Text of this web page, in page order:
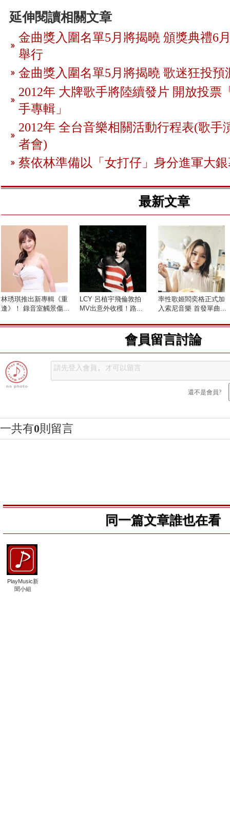
延伸閱讀相關文章
金曲獎入圍名單5月將揭曉 頒獎典禮6
舉行
金曲獎入圍名單5月將揭曉 歌迷狂投預
2012年 大牌歌手將陸續發片 開放投票
手專輯」
2012年 全台音樂相關活動行程表(歌手
者會)
蔡依林準備以「女打仔」身分進軍大
最新文章
林琇琪推出新專輯《重
逢》！ 錄音室觸景傷...
LCY 呂植宇飛倫敦拍
MV出意外收穫！路...
率性歌姬閻奕格正式加
入索尼音樂 首發單曲...
會員留言討論
還不是會員?
一共有0則留言
同一篇文章誰也在看
PlayMusic新
聞小組